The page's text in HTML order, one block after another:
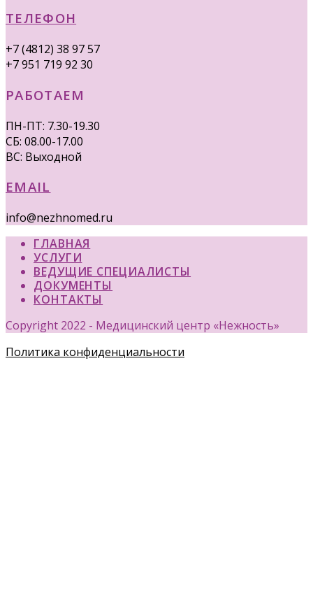
ТЕЛЕФОН
+7 (4812) 38 97 57
+7 951 719 92 30
РАБОТАЕМ
ПН-ПТ: 7.30-19.30
СБ: 08.00-17.00
ВС: Выходной
EMAIL
info@nezhnomed.ru
ГЛАВНАЯ
УСЛУГИ
ВЕДУЩИЕ СПЕЦИАЛИСТЫ
ДОКУМЕНТЫ
КОНТАКТЫ
Copyright 2022 - Медицинский центр «Нежность»
Политика конфиденциальности